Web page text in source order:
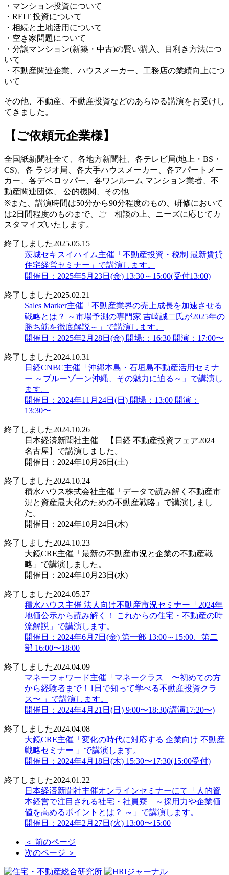
・マンション投資について
・REIT 投資について
・相続と土地活用について
・空き家問題について
・分譲マンション(新築・中古)の賢い購入、目利き方法につ
いて
・不動産関連企業、ハウスメーカー、工務店の業績向上につ
いて
その他、不動産、不動産投資などのあらゆる講演をお受けし
てきました。
【ご依頼元企業様】
全国紙新聞社全て、各地方新聞社、各テレビ局(地上・BS・
CS)、各 ラジオ局、各大手ハウスメーカー、各アパートメー
カー、各デベロッパー、各ワンルーム マンション業者、不
動産関連団体、 公的機関、その他
※また、講演時間は50分から90分程度のもの、研修において
は2日間程度のものまで、ご゙相談の上、ニーズに応じてカ
スタマイズいたします。
終了しました2025.05.15
茨城セキスイハイム主催「不動産投資・税制 最新賃貸
住宅経営セミナー」で講演します。
開催日：2025年5月23日(金) 13:30～15:00(受付13:00)
終了しました2025.02.21
Sales Marker主催「不動産業界の売上成長を加速させる
戦略とは？ ～市場予測の専門家 吉崎誠二氏が2025年の
勝ち筋を徹底解説～」で講演します。
開催日：2025年2月28日(金) 開場:：16:30 開演：17:00〜
終了しました2024.10.31
日経CNBC主催「沖縄本島・石垣島不動産活用セミナ
ー ～ブルーゾーン沖縄、その魅力に迫る～」で講演し
ます。
開催日：2024年11月24日(日) 開場：13:00 開演：
13:30〜
終了しました2024.10.26
日本経済新聞社主催 【日経 不動産投資フェア2024
名古屋】で講演しました。
開催日：2024年10月26日(土)
終了しました2024.10.24
積水ハウス株式会社主催「データで読み解く不動産市
況と資産最大化のための不動産戦略」で講演しまし
た。
開催日：2024年10月24日(木)
終了しました2024.10.23
大鏡CRE主催「最新の不動産市況と企業の不動産戦
略」で講演しました。
開催日：2024年10月23日(水)
終了しました2024.05.27
積水ハウス主催 法人向け不動産市況セミナー「2024年
地価公示から読み解く！ これからの住宅・不動産の時
流解説」で講演します。
開催日：2024年6月7日(金) 第一部 13:00～15:00、第二
部 16:00〜18:00
終了しました2024.04.09
マネーフォワード主催「マネークラス 〜初めての方
から経験者まで！1日で知って学べる不動産投資クラ
ス〜 」で講演します。
開催日：2024年4月21日(日) 9:00〜18:30(講演17:20〜)
終了しました2024.04.08
大鏡CRE主催「変化の時代に対応する 企業向け 不動産
戦略セミナー 」で講演します。
開催日：2024年4月18日(木) 15:30〜17:30(15:00受付)
終了しました2024.01.22
日本経済新聞社主催オンラインセミナーにて「人的資
本経営で注目される社宅・社員寮 ～採用力や企業価
値を高めるポイントとは？ ～」で講演します。
開催日：2024年2月27日(火) 13:00〜15:00
＜ 前のページ
次のページ ＞